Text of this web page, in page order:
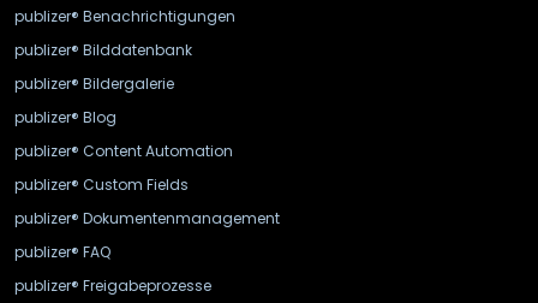
publizer® Benachrichtigungen
publizer® Bilddatenbank
publizer® Bildergalerie
publizer® Blog
publizer® Content Automation
publizer® Custom Fields
publizer® Dokumentenmanagement
publizer® FAQ
publizer® Freigabeprozesse